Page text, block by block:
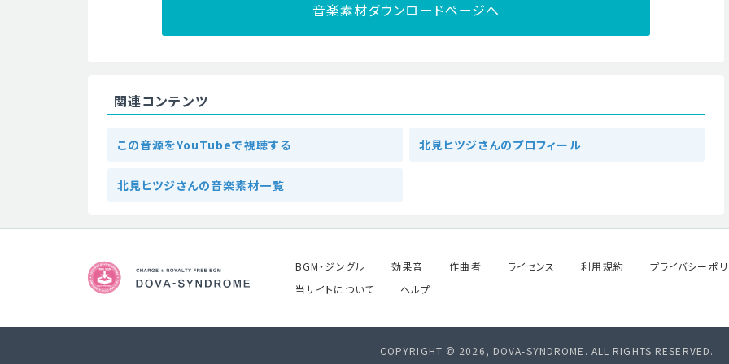
音楽素材ダウンロードページへ
関連コンテンツ
この音源をYouTubeで視聴する 北見ヒツジさんのプロフィール
北見ヒツジさんの音楽素材一覧
BGM・ジングル 効果音 作曲者 ライセンス 利用規約 プライバシーポ
当サイトについて
ヘルプ
COPYRIGHT © 2026, DOVA-SYNDROME. ALL RIGHTS RESERVED.